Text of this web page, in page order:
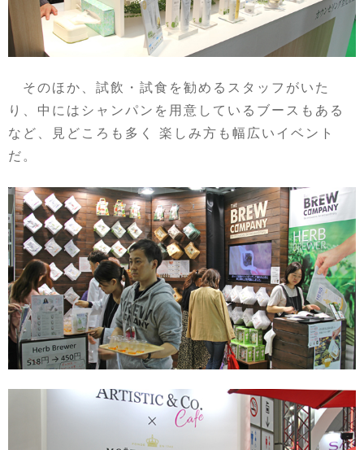
そのほか、試飲・試食を勧めるスタッフがいた
り、中にはシャンパンを用意しているブースもある
など、見どころも多く 楽しみ方も幅広いイベント
だ。